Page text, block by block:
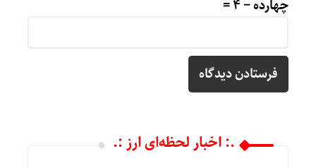
چهارده − 4 =
.: اخبار لحظه‌ای ارز :.